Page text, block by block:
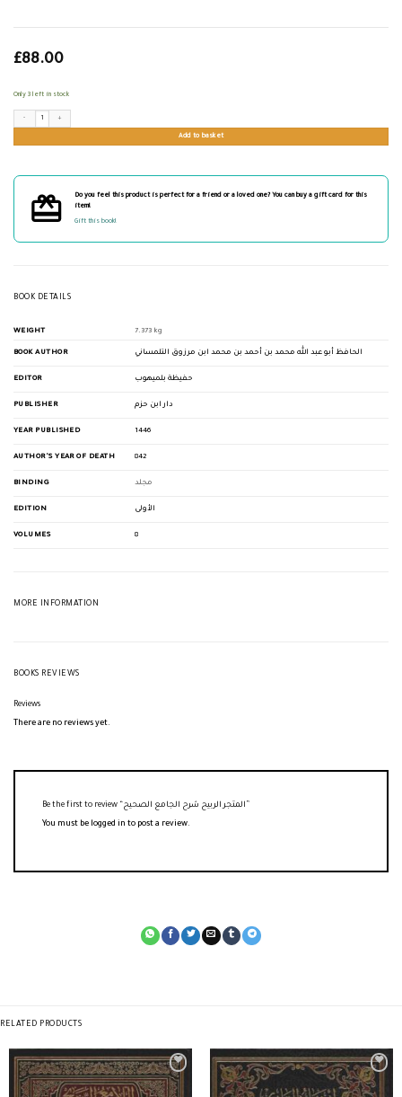
£88.00
Only 3 left in stock
Add to basket
Do you feel this product is perfect for a friend or a loved one? You can buy a gift card for this
item!
Gift this book!
BOOK DETAILS
WEIGHT 7.373 kg
BOOK AUTHOR الحافظ أبو عبد الله محمد بن أحمد بن محمد ابن مرزوق التلمساني
EDITOR حفيظة بلميهوب
PUBLISHER دار ابن حزم
YEAR PUBLISHED 1446
AUTHOR'S YEAR OF DEATH 842
BINDING مجلد
EDITION الأولى
VOLUMES 8
MORE INFORMATION
BOOKS REVIEWS
Reviews
There are no reviews yet.
You must be logged in to post a review.
RELATED PRODUCTS